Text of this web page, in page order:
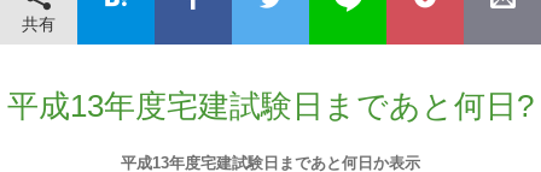
共有
平成13年度宅建試験日まであと何日?
平成13年度宅建試験日まであと何日か表示